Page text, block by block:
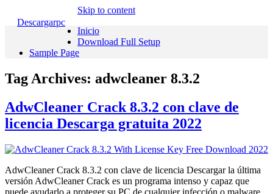
Descargarpc
Skip to content
Inicio
Download Full Setup
Sample Page
Tag Archives: adwcleaner 8.3.2
AdwCleaner Crack 8.3.2 con clave de
licencia Descarga gratuita 2022
AdwCleaner Crack 8.3.2 con clave de licencia Descargar la última
versión AdwCleaner Crack es un programa intenso y capaz que
puede ayudarlo a proteger su PC de cualquier infección o malware.